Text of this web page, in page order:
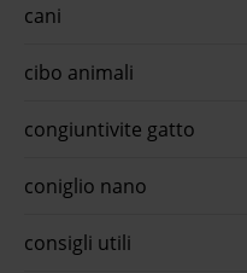
cani
cibo animali
congiuntivite gatto
coniglio nano
consigli utili